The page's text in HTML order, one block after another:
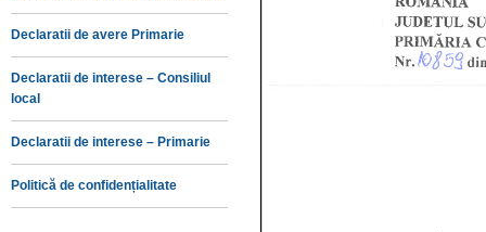
Declaratii de avere Primarie
Declaratii de interese – Consiliul
local
Declaratii de interese – Primarie
Politică de confidențialitate